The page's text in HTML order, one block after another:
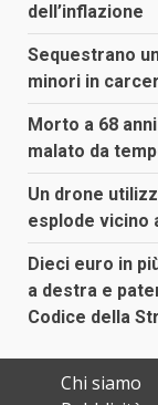
dell’inflazione
Sequestrano
minori in
Morto a 68
malato da
Un drone
esplode vicino
Dieci euro in
a destra e
Codice della
Chi siamo